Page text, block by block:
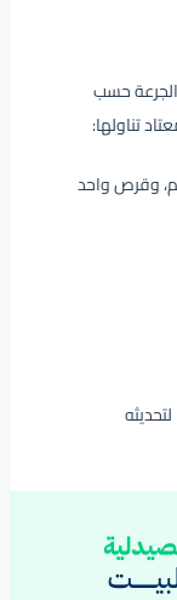
حسب
تناولها:
كل 12 ساعة من تركيز 1 جم، وقرص واحد